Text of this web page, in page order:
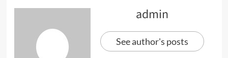
admin
See author's posts